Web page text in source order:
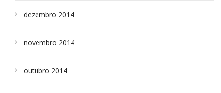
dezembro 2014
novembro 2014
outubro 2014